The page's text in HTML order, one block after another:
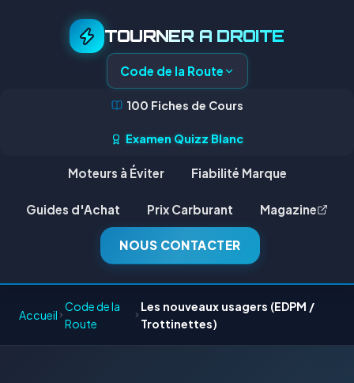
TOURNER A DROITE
Code de la Route
100 Fiches de Cours
Examen Quizz Blanc
Moteurs à Éviter Fiabilité Marque
Guides d'Achat Prix Carburant Magazine
NOUS CONTACTER
Accueil
Code de la
Route
Les nouveaux usagers (EDPM /
Trottinettes)